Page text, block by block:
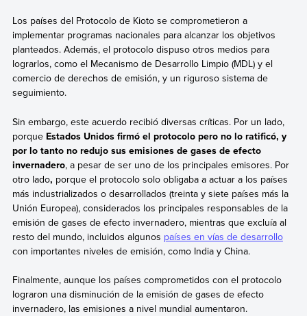
Los países del Protocolo de Kioto se comprometieron a
implementar programas nacionales para alcanzar los objetivos
planteados. Además, el protocolo dispuso otros medios para
lograrlos, como el Mecanismo de Desarrollo Limpio (MDL) y el
comercio de derechos de emisión, y un riguroso sistema de
seguimiento.
Sin embargo, este acuerdo recibió diversas críticas. Por un lado,
porque Estados Unidos firmó el protocolo pero no lo ratificó, y
por lo tanto no redujo sus emisiones de gases de efecto
invernadero, a pesar de ser uno de los principales emisores. Por
otro lado, porque el protocolo solo obligaba a actuar a los países
más industrializados o desarrollados (treinta y siete países más la
Unión Europea), considerados los principales responsables de la
emisión de gases de efecto invernadero, mientras que excluía al
resto del mundo, incluidos algunos países en vías de desarrollo
con importantes niveles de emisión, como India y China.
Finalmente, aunque los países comprometidos con el protocolo
lograron una disminución de la emisión de gases de efecto
invernadero, las emisiones a nivel mundial aumentaron.